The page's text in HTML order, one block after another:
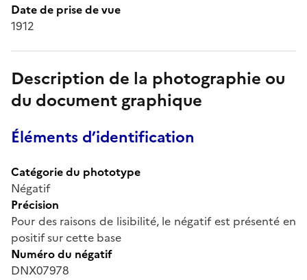
Date de prise de vue
1912
Description de la photographie ou
du document graphique
Éléments d’identification
Catégorie du phototype
Négatif
Précision
Pour des raisons de lisibilité, le négatif est présenté en
positif sur cette base
Numéro du négatif
DNX07978